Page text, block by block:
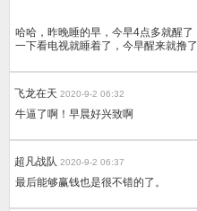
哈哈，昨晚睡的早，今早4点多就醒
一下看电视就睡着了，今早醒来就撸
飞龙在天 2020-9-2 06:32
牛逼了啊！早晨好兴致啊
超凡战队 2020-9-2 06:37
最后能够赢钱也是很不错的了。